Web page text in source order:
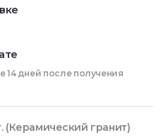
14 дней после получения
(Керамический гранит)